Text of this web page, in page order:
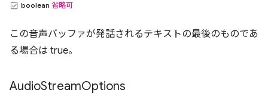
boolean 省略可
この音声バッファが発話されるテキストの最後のものであ
る場合は true。
AudioStreamOptions